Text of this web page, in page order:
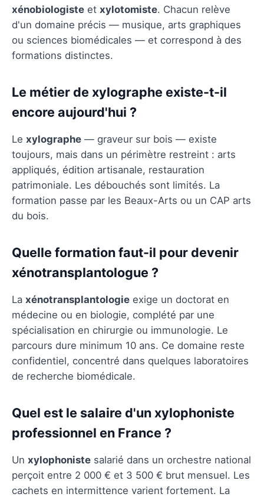
xénobiologiste et xylotomiste. Chacun relève
d'un domaine précis — musique, arts graphiques
ou sciences biomédicales — et correspond à des
formations distinctes.
Le métier de xylographe existe-t-il
encore aujourd'hui ?
Le xylographe — graveur sur bois — existe
toujours, mais dans un périmètre restreint : arts
appliqués, édition artisanale, restauration
patrimoniale. Les débouchés sont limités. La
formation passe par les Beaux-Arts ou un CAP arts
du bois.
Quelle formation faut-il pour devenir
xénotransplantologue ?
La xénotransplantologie exige un doctorat en
médecine ou en biologie, complété par une
spécialisation en chirurgie ou immunologie. Le
parcours dure minimum 10 ans. Ce domaine reste
confidentiel, concentré dans quelques laboratoires
de recherche biomédicale.
Quel est le salaire d'un xylophoniste
professionnel en France ?
Un xylophoniste salarié dans un orchestre national
perçoit entre 2 000 € et 3 500 € brut mensuel. Les
cachets en intermittence varient fortement. La